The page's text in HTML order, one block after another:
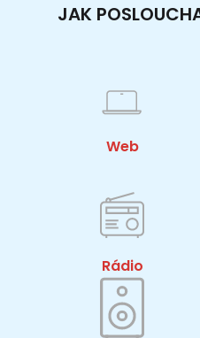
JAK
Web
Rádio